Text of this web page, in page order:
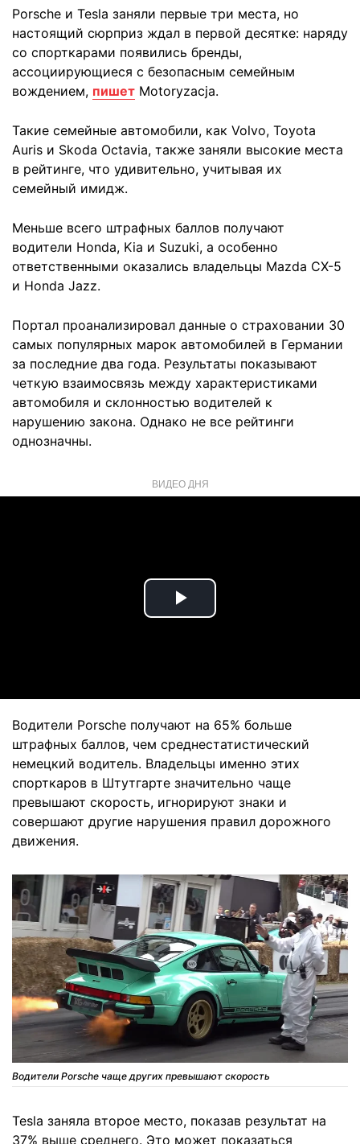
Porsche и Tesla заняли первые три места, но
настоящий сюрприз ждал в первой десятке: наряду
со спорткарами появились бренды,
ассоциирующиеся с безопасным семейным
вождением, пишет Motoryzacja.
Такие семейные автомобили, как Volvo, Toyota
Auris и Skoda Octavia, также заняли высокие места
в рейтинге, что удивительно, учитывая их
семейный имидж.
Меньше всего штрафных баллов получают
водители Honda, Kia и Suzuki, а особенно
ответственными оказались владельцы Mazda CX-5
и Honda Jazz.
Портал проанализировал данные о страховании 30
самых популярных марок автомобилей в Германии
за последние два года. Результаты показывают
четкую взаимосвязь между характеристиками
автомобиля и склонностью водителей к
нарушению закона. Однако не все рейтинги
однозначны.
ВИДЕО ДНЯ
Play
Водители Porsche получают на 65% больше
штрафных баллов, чем среднестатистический
немецкий водитель. Владельцы именно этих
спорткаров в Штутгарте значительно чаще
превышают скорость, игнорируют знаки и
совершают другие нарушения правил дорожного
движения.
Водители Porsche чаще других превышают скорость
Tesla заняла второе место, показав результат на
37% выше среднего. Это может показаться